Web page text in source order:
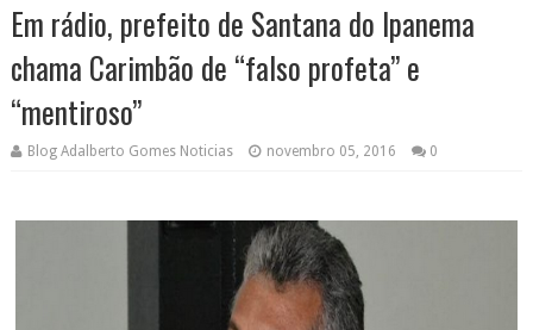
Em rádio, prefeito de Santana do Ipanema
chama Carimbão de “falso profeta” e
“mentiroso”
Blog Adalberto Gomes Noticias novembro 05, 2016 0